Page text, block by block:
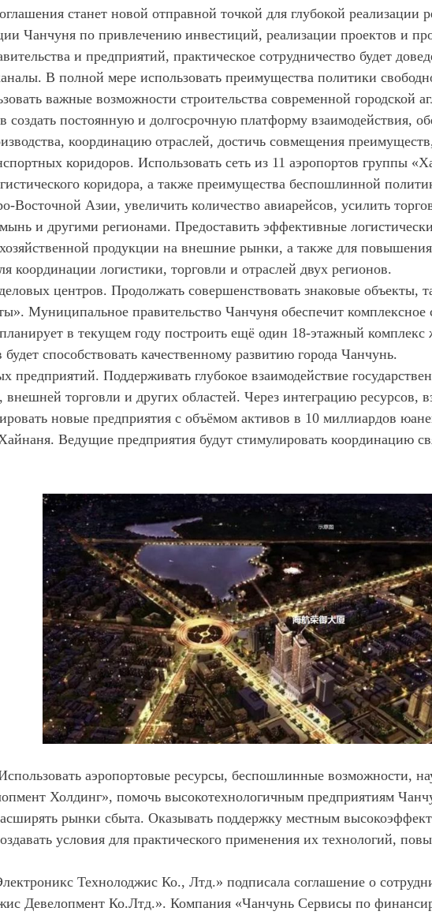
станет новой отправной точкой для глубокой реализации
Чанчуня по привлечению инвестиций, реализации проектов и
и предприятий, практическое сотрудничество будет
В полной мере использовать преимущества политики
важные возможности строительства современной городской
создать постоянную и долгосрочную платформу взаимодействия,
координацию отраслей, достичь совмещения
коридоров. Использовать сеть из 11 аэропортов группы
коридора, а также преимущества беспошлинной
Восточной Азии, увеличить количество авиарейсов, усилить
и другими регионами. Предоставить эффективные
продукции на внешние рынки, а также для
координации логистики, торговли и отраслей двух регионов.
центров. Продолжать совершенствовать знаковые
Муниципальное правительство Чанчуня обеспечит
в текущем году построить ещё один 18-этажный
способствовать качественному развитию города Чанчунь.
предприятий. Поддерживать глубокое взаимодействие
торговли и других областей. Через интеграцию ресурсов,
новые предприятия с объёмом активов в 10 миллиардов
Ведущие предприятия будут стимулировать координацию
аэропортовые ресурсы, беспошлинные возможности,
Холдинг», помочь высокотехнологичным предприятиям
рынки сбыта. Оказывать поддержку местным
условия для практического применения их технологий,
Технолоджис Ко., Лтд.» подписала соглашение о
Девелопмент Ко.Лтд.». Компания «Чанчунь Сервисы по